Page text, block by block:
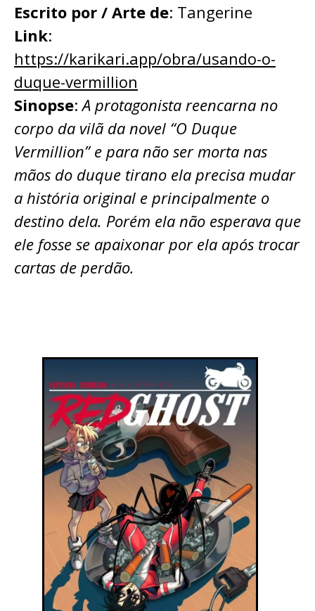
Escrito por / Arte de: Tangerine
Link:
https://karikari.app/obra/usando-o-
duque-vermillion
Sinopse:A protagonista reencarna no
corpo da vilã da novel “O Duque
Vermillion” e para não ser morta nas
mãos do duque tirano ela precisa mudar
a história original e principalmente o
destino dela. Porém ela não esperava que
ele fosse se apaixonar por ela após trocar
cartas de perdão.